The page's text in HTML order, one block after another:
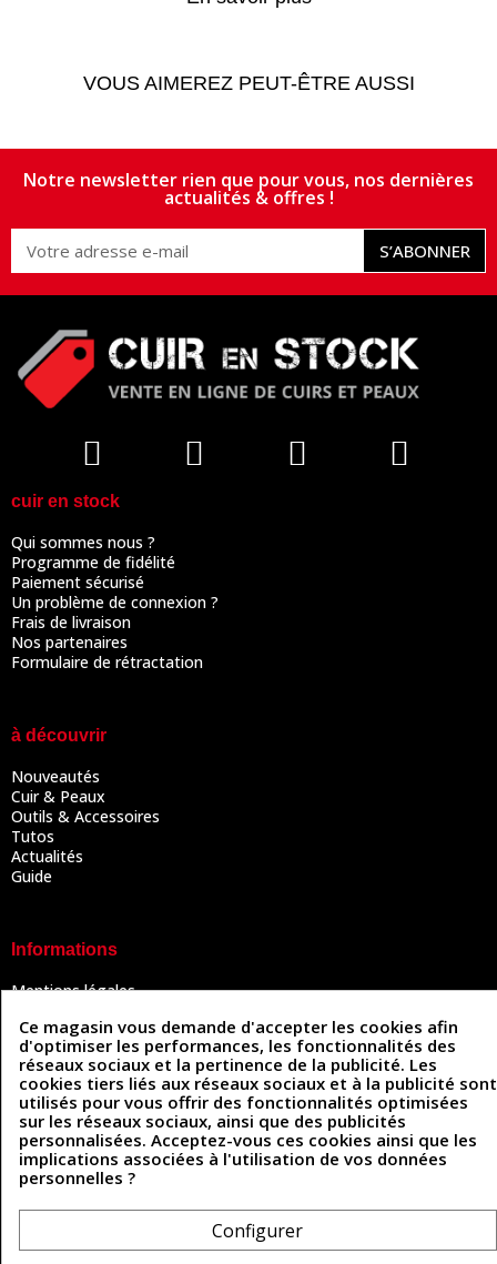
VOUS AIMEREZ PEUT-ÊTRE AUSSI
Notre newsletter rien que pour vous, nos dernières
actualités & offres !
S’ABONNER
cuir en stock
Qui sommes nous ?
Programme de fidélité
Paiement sécurisé
Un problème de connexion ?
Frais de livraison
Nos partenaires
Formulaire de rétractation
à découvrir
Nouveautés
Cuir & Peaux
Outils & Accessoires
Tutos
Actualités
Guide
Informations
Mentions légales
Politique de confidentialité
Politique des cookies
Contactez-nous
Coordonnées
493 Chemin de Catougnac
contact@cuirenstock.com
Ce magasin vous demande d'accepter les cookies afin
d'optimiser les performances, les fonctionnalités des
réseaux sociaux et la pertinence de la publicité. Les
cookies tiers liés aux réseaux sociaux et à la publicité sont
utilisés pour vous offrir des fonctionnalités optimisées
sur les réseaux sociaux, ainsi que des publicités
personnalisées. Acceptez-vous ces cookies ainsi que les
implications associées à l'utilisation de vos données
personnelles ?
Configurer